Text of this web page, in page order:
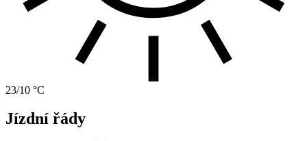
23/10 °C
Jízdní řády